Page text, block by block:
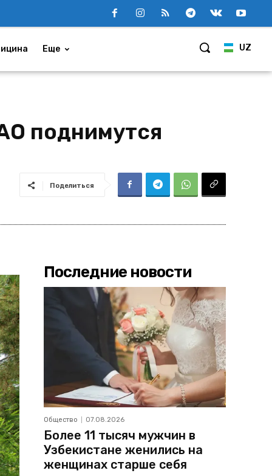
UZ
Еще
поднимутся
Поделиться
Последние новости
Общество 07.08.2026
Более 11 тысяч мужчин в
Узбекистане женились на
женщинах старше себя